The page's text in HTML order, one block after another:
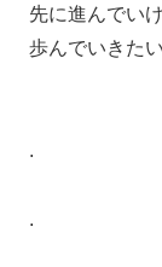
先に進んでい
歩んでいきた
.
.